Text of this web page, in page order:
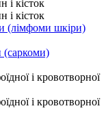
і кісток
і кісток
(лімфоми шкіри)
(саркоми)
і кровотворної
і кровотворної